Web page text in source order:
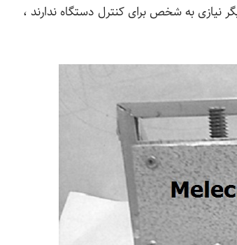
نیازی به شخص برای کنترل دستگاه ندارند ،